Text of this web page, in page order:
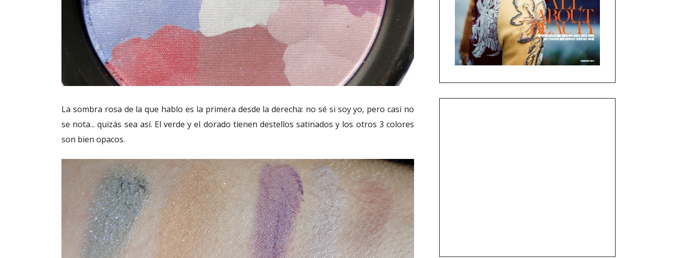
La sombra rosa de la que hablo es la primera desde la derecha: no sé si soy yo, pero casi no
se nota... quizás sea así. El verde y el dorado tienen destellos satinados y los otros 3 colores
son bien opacos.